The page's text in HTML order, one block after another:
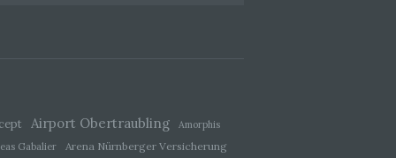
Airport Obertraubling
Amorphis
Gabalier
Arena Nürnberger Versicherung